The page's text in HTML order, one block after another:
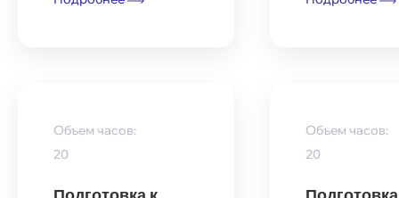
Объем часов:
20
Объем часов:
20